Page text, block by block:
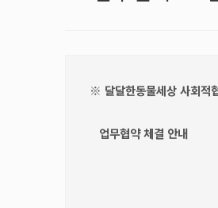
※ 달달한동물세상 사회적
업무협약 체결 안내